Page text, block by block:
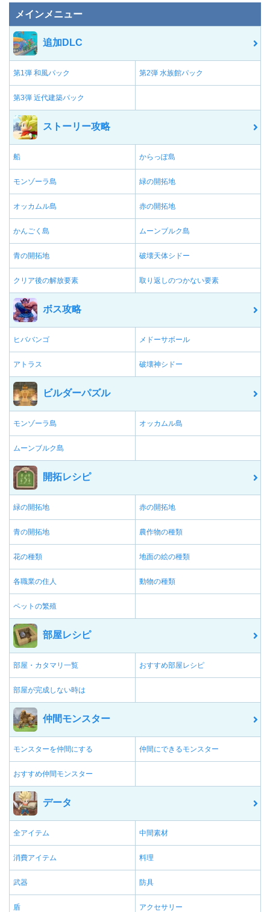
メインメニュー
追加DLC
第1弾 和風パック 第2弾 水族館パック
第3弾 近代建築パック
ストーリー攻略
船 からっぽ島
モンゾーラ島 緑の開拓地
オッカムル島 赤の開拓地
かんごく島 ムーンブルク島
青の開拓地 破壊天体シドー
クリア後の解放要素 取り返しのつかない要素
ボス攻略
ヒババンゴ メドーサボール
アトラス 破壊神シドー
ビルダーパズル
モンゾーラ島 オッカムル島
ムーンブルク島
開拓レシピ
緑の開拓地 赤の開拓地
青の開拓地 農作物の種類
花の種類 地面の絵の種類
各職業の住人 動物の種類
ペットの繁殖
部屋レシピ
部屋・カタマリ一覧 おすすめ部屋レシピ
部屋が完成しない時は
仲間モンスター
モンスターを仲間にする 仲間にできるモンスター
おすすめ仲間モンスター
データ
全アイテム 中間素材
消費アイテム 料理
武器 防具
盾 アクセサリー